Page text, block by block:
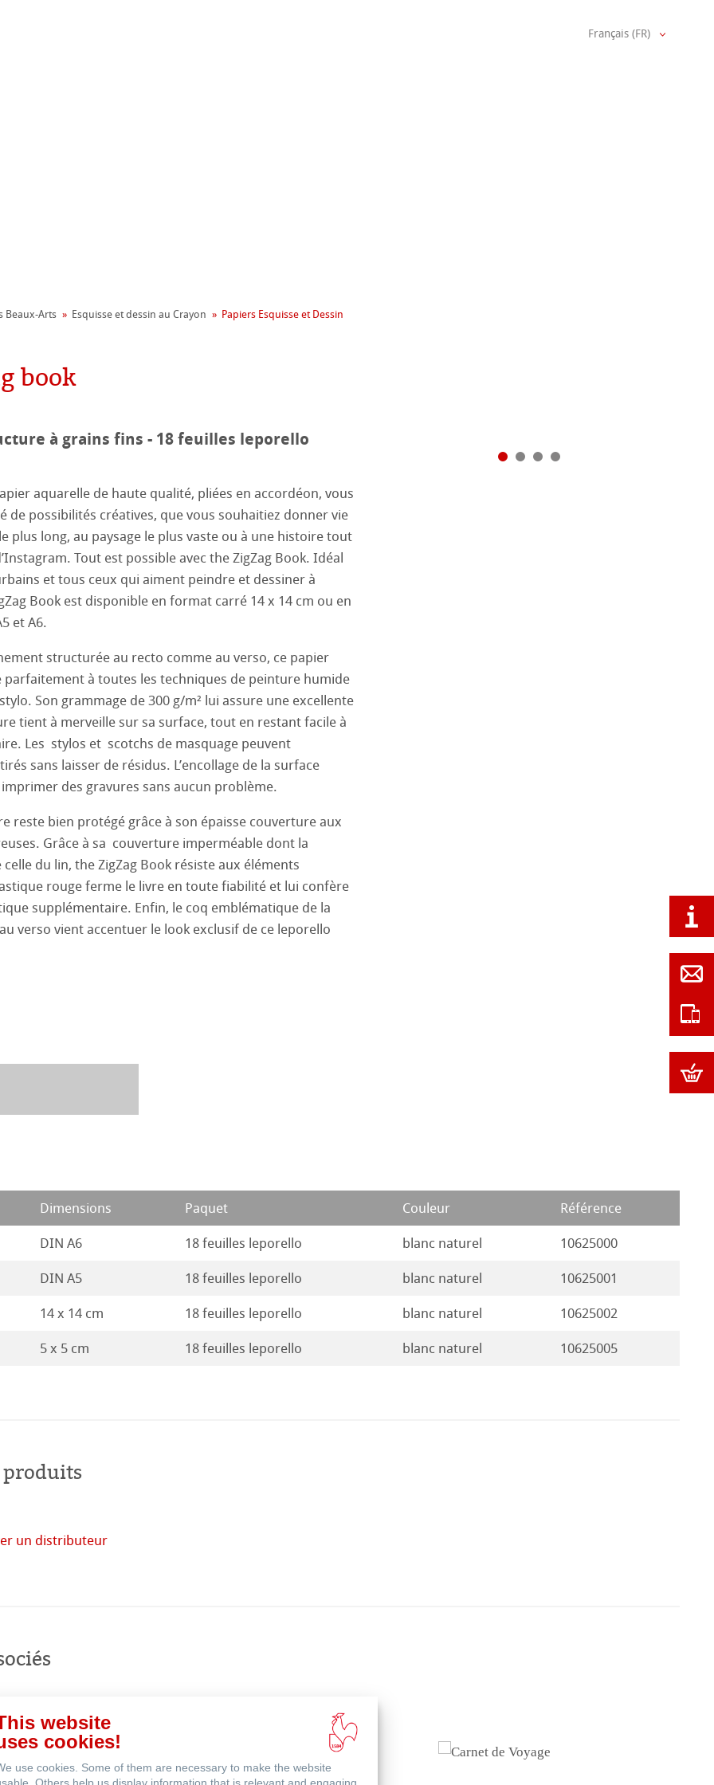
Program
& QT Albums
en lin
Rag
Arts
Aquarelle
au Crayon
et Dessin
Français (FR)
Beaux-Arts Esquisse et dessin au Crayon Papiers Esquisse et Dessin
book
à grains fins - 18 feuilles leporello
aquarelle de haute qualité, pliées en accordéon, vous
de possibilités créatives, que vous souhaitiez donner vie
plus long, au paysage le plus vaste ou à une histoire tout
Tout est possible avec the ZigZag Book. Idéal
et tous ceux qui aiment peindre et dessiner à
Book est disponible en format carré 14 x 14 cm ou en
et A6.
structurée au recto comme au verso, ce papier
parfaitement à toutes les techniques de peinture humide
Son grammage de 300 g/m² lui assure une excellente
tient à merveille sur sa surface, tout en restant facile à
Les stylos et scotchs de masquage peuvent
sans laisser de résidus. L’encollage de la surface
imprimer des gravures sans aucun problème.
reste bien protégé grâce à son épaisse couverture aux
Grâce à sa couverture imperméable dont la
du lin, the ZigZag Book résiste aux éléments
rouge ferme le livre en toute fiabilité et lui confère
supplémentaire. Enfin, le coq emblématique de la
verso vient accentuer le look exclusif de ce leporello
Dimensions Paquet Couleur Référence
DIN A6 18 feuilles leporello blanc naturel 10625000
DIN A5 18 feuilles leporello blanc naturel 10625001
14 x 14 cm 18 feuilles leporello blanc naturel 10625002
5 x 5 cm 18 feuilles leporello blanc naturel 10625005
produits
un distributeur
website
cookies!
use cookies. Some of them are necessary to make the website